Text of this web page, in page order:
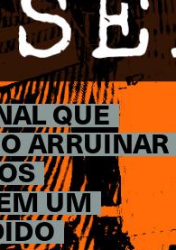
QUE
ARRUINAR
UM